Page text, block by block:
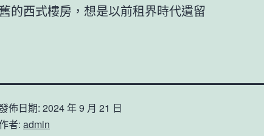
舊的西式樓房，想是以前租界時代遺留
佈日期: 2024 年 9 月 21 日
者: admin